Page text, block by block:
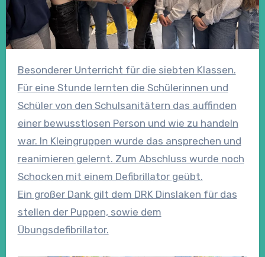
Besonderer Unterricht für die siebten Klassen.
Für eine Stunde lernten die Schülerinnen und
Schüler von den Schulsanitätern das auffinden
einer bewusstlosen Person und wie zu handeln
war. In Kleingruppen wurde das ansprechen und
reanimieren gelernt. Zum Abschluss wurde noch
Schocken mit einem Defibrillator geübt.
Ein großer Dank gilt dem DRK Dinslaken für das
stellen der Puppen, sowie dem
Übungsdefibrillator.